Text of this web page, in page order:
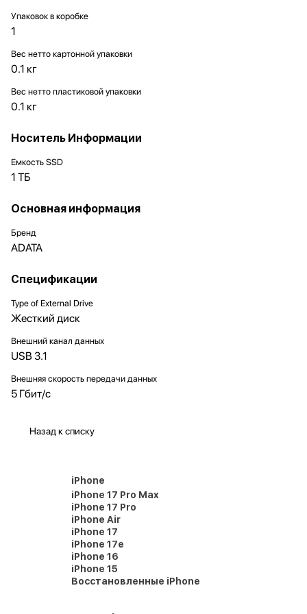
Упаковок в коробке
1
Вес нетто картонной упаковки
0.1 кг
Вес нетто пластиковой упаковки
0.1 кг
Носитель Информации
Емкость SSD
1 ТБ
Основная информация
Бренд
ADATA
Спецификации
Type of External Drive
Жесткий диск
Внешний канал данных
USB 3.1
Внешняя скорость передачи данных
5 Гбит/с
Назад к списку
iPhone
iPhone 17 Pro Max
iPhone 17 Pro
iPhone Air
iPhone 17
iPhone 17e
iPhone 16
iPhone 15
Восстановленные iPhone